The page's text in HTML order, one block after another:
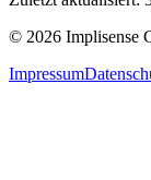
© 2026 Implisense
Impressum